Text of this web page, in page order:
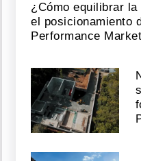
¿Cómo equilibrar
el posicionamiento
Performance